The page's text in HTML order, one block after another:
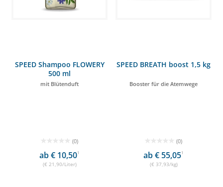
SPEED Shampoo FLOWERY
500 ml
mit Blütenduft
(0)
ab € 10,501
(€ 21,90/Liter)
SPEED BREATH boost 1,5 kg
Booster für die Atemwege
(0)
ab € 55,051
(€ 37,93/kg)